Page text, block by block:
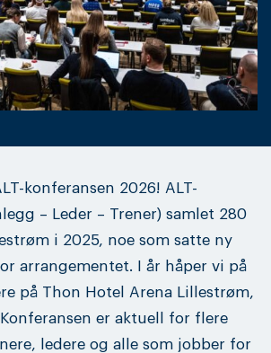
konferansen 2026! ALT-
– Leder – Trener) samlet 280
i 2025, noe som satte ny
arrangementet. I år håper vi på
på Thon Hotel Arena Lillestrøm,
er aktuell for flere
ledere og alle som jobber for